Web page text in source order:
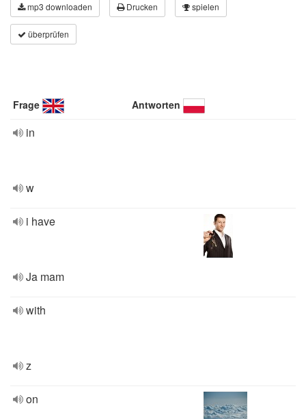
mp3 downloaden Drucken spielen
überprüfen
Frage Antworten
in
w
i have
Ja mam
with
z
on